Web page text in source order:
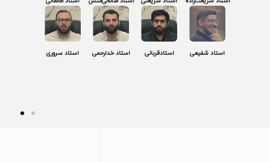
استاد شفیعی استادقربانی استاد خدارحمی استاد سروری